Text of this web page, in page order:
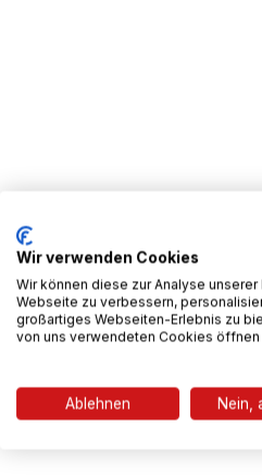
Wir verwenden Cookies
Wir können diese zur Analyse
Webseite zu verbessern,
großartiges Webseiten-Erlebnis zu
von uns verwendeten Cookies öffnen
Ablehnen Nein,